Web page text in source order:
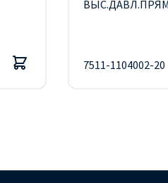
7511-1104002-20